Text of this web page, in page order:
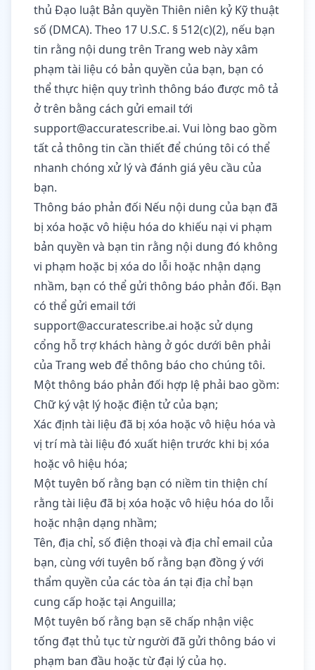
thủ Đạo luật Bản quyền Thiên niên kỷ Kỹ thuật
số (DMCA). Theo 17 U.S.C. § 512(c)(2), nếu bạn
tin rằng nội dung trên Trang web này xâm
phạm tài liệu có bản quyền của bạn, bạn có
thể thực hiện quy trình thông báo được mô tả
ở trên bằng cách gửi email tới
support@accuratescribe.ai. Vui lòng bao gồm
tất cả thông tin cần thiết để chúng tôi có thể
nhanh chóng xử lý và đánh giá yêu cầu của
bạn.
Thông báo phản đối Nếu nội dung của bạn đã
bị xóa hoặc vô hiệu hóa do khiếu nại vi phạm
bản quyền và bạn tin rằng nội dung đó không
vi phạm hoặc bị xóa do lỗi hoặc nhận dạng
nhầm, bạn có thể gửi thông báo phản đối. Bạn
có thể gửi email tới
support@accuratescribe.ai hoặc sử dụng
cổng hỗ trợ khách hàng ở góc dưới bên phải
của Trang web để thông báo cho chúng tôi.
Một thông báo phản đối hợp lệ phải bao gồm:
Chữ ký vật lý hoặc điện tử của bạn;
Xác định tài liệu đã bị xóa hoặc vô hiệu hóa và
vị trí mà tài liệu đó xuất hiện trước khi bị xóa
hoặc vô hiệu hóa;
Một tuyên bố rằng bạn có niềm tin thiện chí
rằng tài liệu đã bị xóa hoặc vô hiệu hóa do lỗi
hoặc nhận dạng nhầm;
Tên, địa chỉ, số điện thoại và địa chỉ email của
bạn, cùng với tuyên bố rằng bạn đồng ý với
thẩm quyền của các tòa án tại địa chỉ bạn
cung cấp hoặc tại Anguilla;
Một tuyên bố rằng bạn sẽ chấp nhận việc
tống đạt thủ tục từ người đã gửi thông báo vi
phạm ban đầu hoặc từ đại lý của họ.